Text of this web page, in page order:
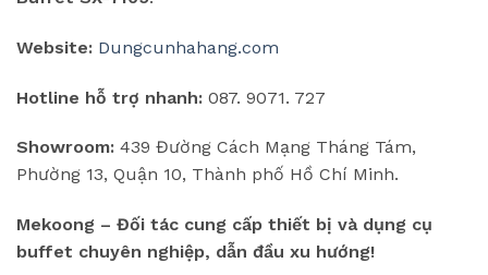
Website: Dungcunhahang.com
Hotline hỗ trợ nhanh: 087. 9071. 727
Showroom: 439 Đường Cách Mạng Tháng Tám,
Phường 13, Quận 10, Thành phố Hồ Chí Minh.
Mekoong – Đối tác cung cấp thiết bị và dụng cụ
buffet chuyên nghiệp, dẫn đầu xu hướng!